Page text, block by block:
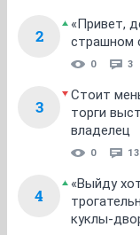
2
«Привет,
страшном
0 3
3
Стоит
торги
владелец
0 13
4
«Выйду
куклы-